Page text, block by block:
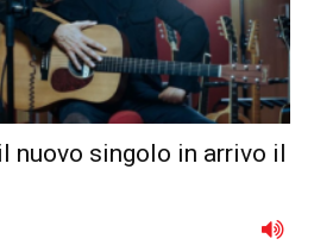
nuovo singolo in arrivo il